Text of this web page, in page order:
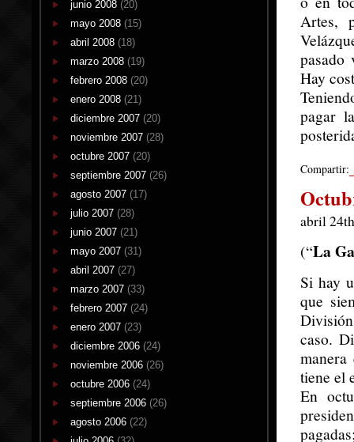
junio 2008 (20)
mayo 2008 (15)
abril 2008 (18)
marzo 2008 (19)
febrero 2008 (20)
enero 2008 (21)
diciembre 2007 (20)
noviembre 2007 (28)
octubre 2007 (20)
septiembre 2007 (26)
agosto 2007 (17)
julio 2007 (28)
junio 2007 (21)
mayo 2007 (31)
abril 2007 (27)
marzo 2007 (33)
febrero 2007 (24)
enero 2007 (23)
diciembre 2006 (24)
noviembre 2006 (26)
octubre 2006 (24)
septiembre 2006 (26)
agosto 2006 (22)
Artes,
pasado
Hay
pagar
Compartir:
abril
(“La
Si hay
que
caso.
tiene el
En